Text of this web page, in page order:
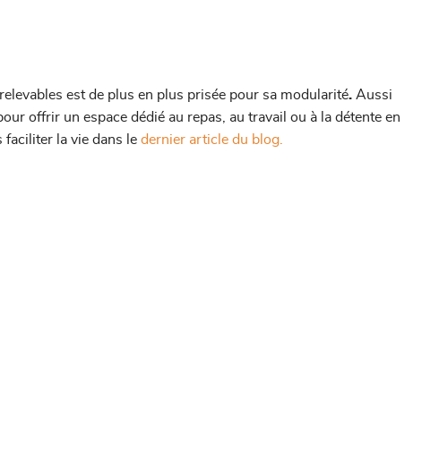
est de plus en plus prisée pour sa modularité. Aussi
offrir un espace dédié au repas, au travail ou à la détente en
faciliter la vie dans ledernier article du blog.